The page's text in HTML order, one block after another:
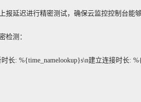
报延迟进行精密测试，确保云监控控制台能
检测：
长: %{time_namelookup}s\n建立连接时长: